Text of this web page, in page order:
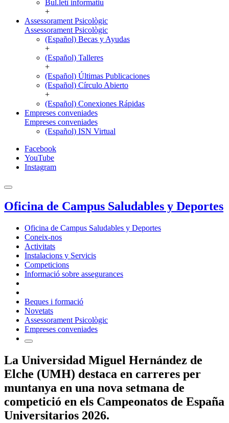
Bul.letì informatiu
+
Assessorament Psicològic
Assessorament Psicològic
(Español) Becas y Ayudas
+
(Español) Talleres
+
(Español) Últimas Publicaciones
(Español) Círculo Abierto
+
(Español) Conexiones Rápidas
Empreses conveniades
Empreses conveniades
(Español) ISN Virtual
Facebook
YouTube
Instagram
Oficina de Campus Saludables y Deportes
Oficina de Campus Saludables y Deportes
Coneix-nos
Activitats
Instalacions y Servicis
Competicions
Informació sobre assegurances
Beques i formació
Novetats
Assessorament Psicològic
Empreses conveniades
La Universidad Miguel Hernández de
Elche (UMH) destaca en carreres per
muntanya en una nova setmana de
competició en els Campeonatos de España
Universitarios 2026.